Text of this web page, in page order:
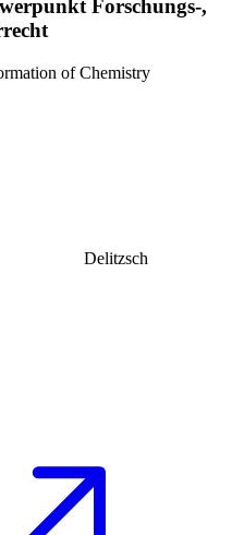
Forschungs-,
of Chemistry
Delitzsch